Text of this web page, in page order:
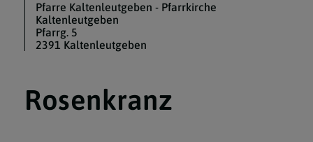
Pfarre Kaltenleutgeben - Pfarrkirche
Kaltenleutgeben
Pfarrg. 5
2391 Kaltenleutgeben
Rosenkranz